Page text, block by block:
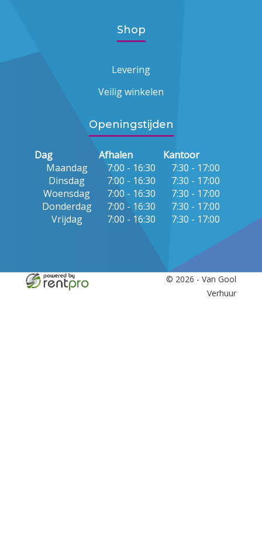
Shop
Levering
Veilig winkelen
Openingstijden
Dag Afhalen
Kantoor
Maandag
7:00 - 16:30
7:30 - 17:00
Dinsdag
7:00 - 16:30
7:30 - 17:00
Woensdag
7:00 - 16:30
7:30 - 17:00
Donderdag
7:00 - 16:30
7:30 - 17:00
Vrijdag
7:00 - 16:30 7:30 - 17:00
© 2026 - Van Gool
Verhuur